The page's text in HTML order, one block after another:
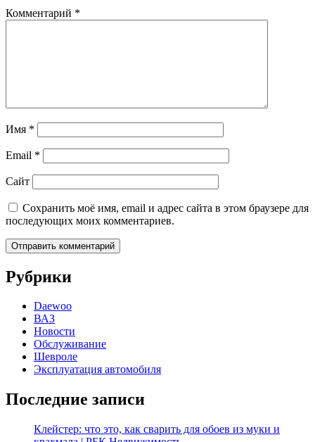
Комментарий *
Имя *
Email *
Сайт
Сохранить моё имя, email и адрес сайта в этом браузере для
последующих моих комментариев.
Рубрики
Daewoo
ВАЗ
Новости
Обслуживание
Шевроле
Эксплуатация автомобиля
Последние записи
Клейстер: что это, как сварить для обоев из муки и